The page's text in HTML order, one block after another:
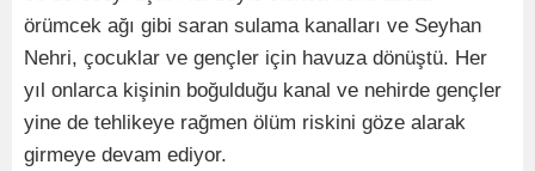
örümcek ağı gibi saran sulama kanalları ve Seyhan
Nehri, çocuklar ve gençler için havuza dönüştü. Her
yıl onlarca kişinin boğulduğu kanal ve nehirde gençler
yine de tehlikeye rağmen ölüm riskini göze alarak
girmeye devam ediyor.